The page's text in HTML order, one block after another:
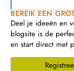
BEREIK EEN
Deel je ideeën en
blogsite is de
en start direct met